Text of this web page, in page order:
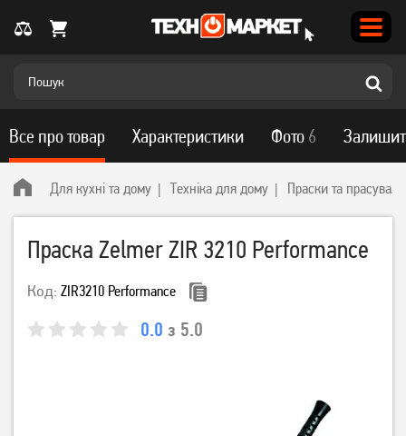
Для кухні та дому Техніка для дому Праски та
Праска Zelmer ZIR 3210 Performance
Код: ZIR3210 Performance
0.0 з 5.0
Все про товар Характеристики Фото 6